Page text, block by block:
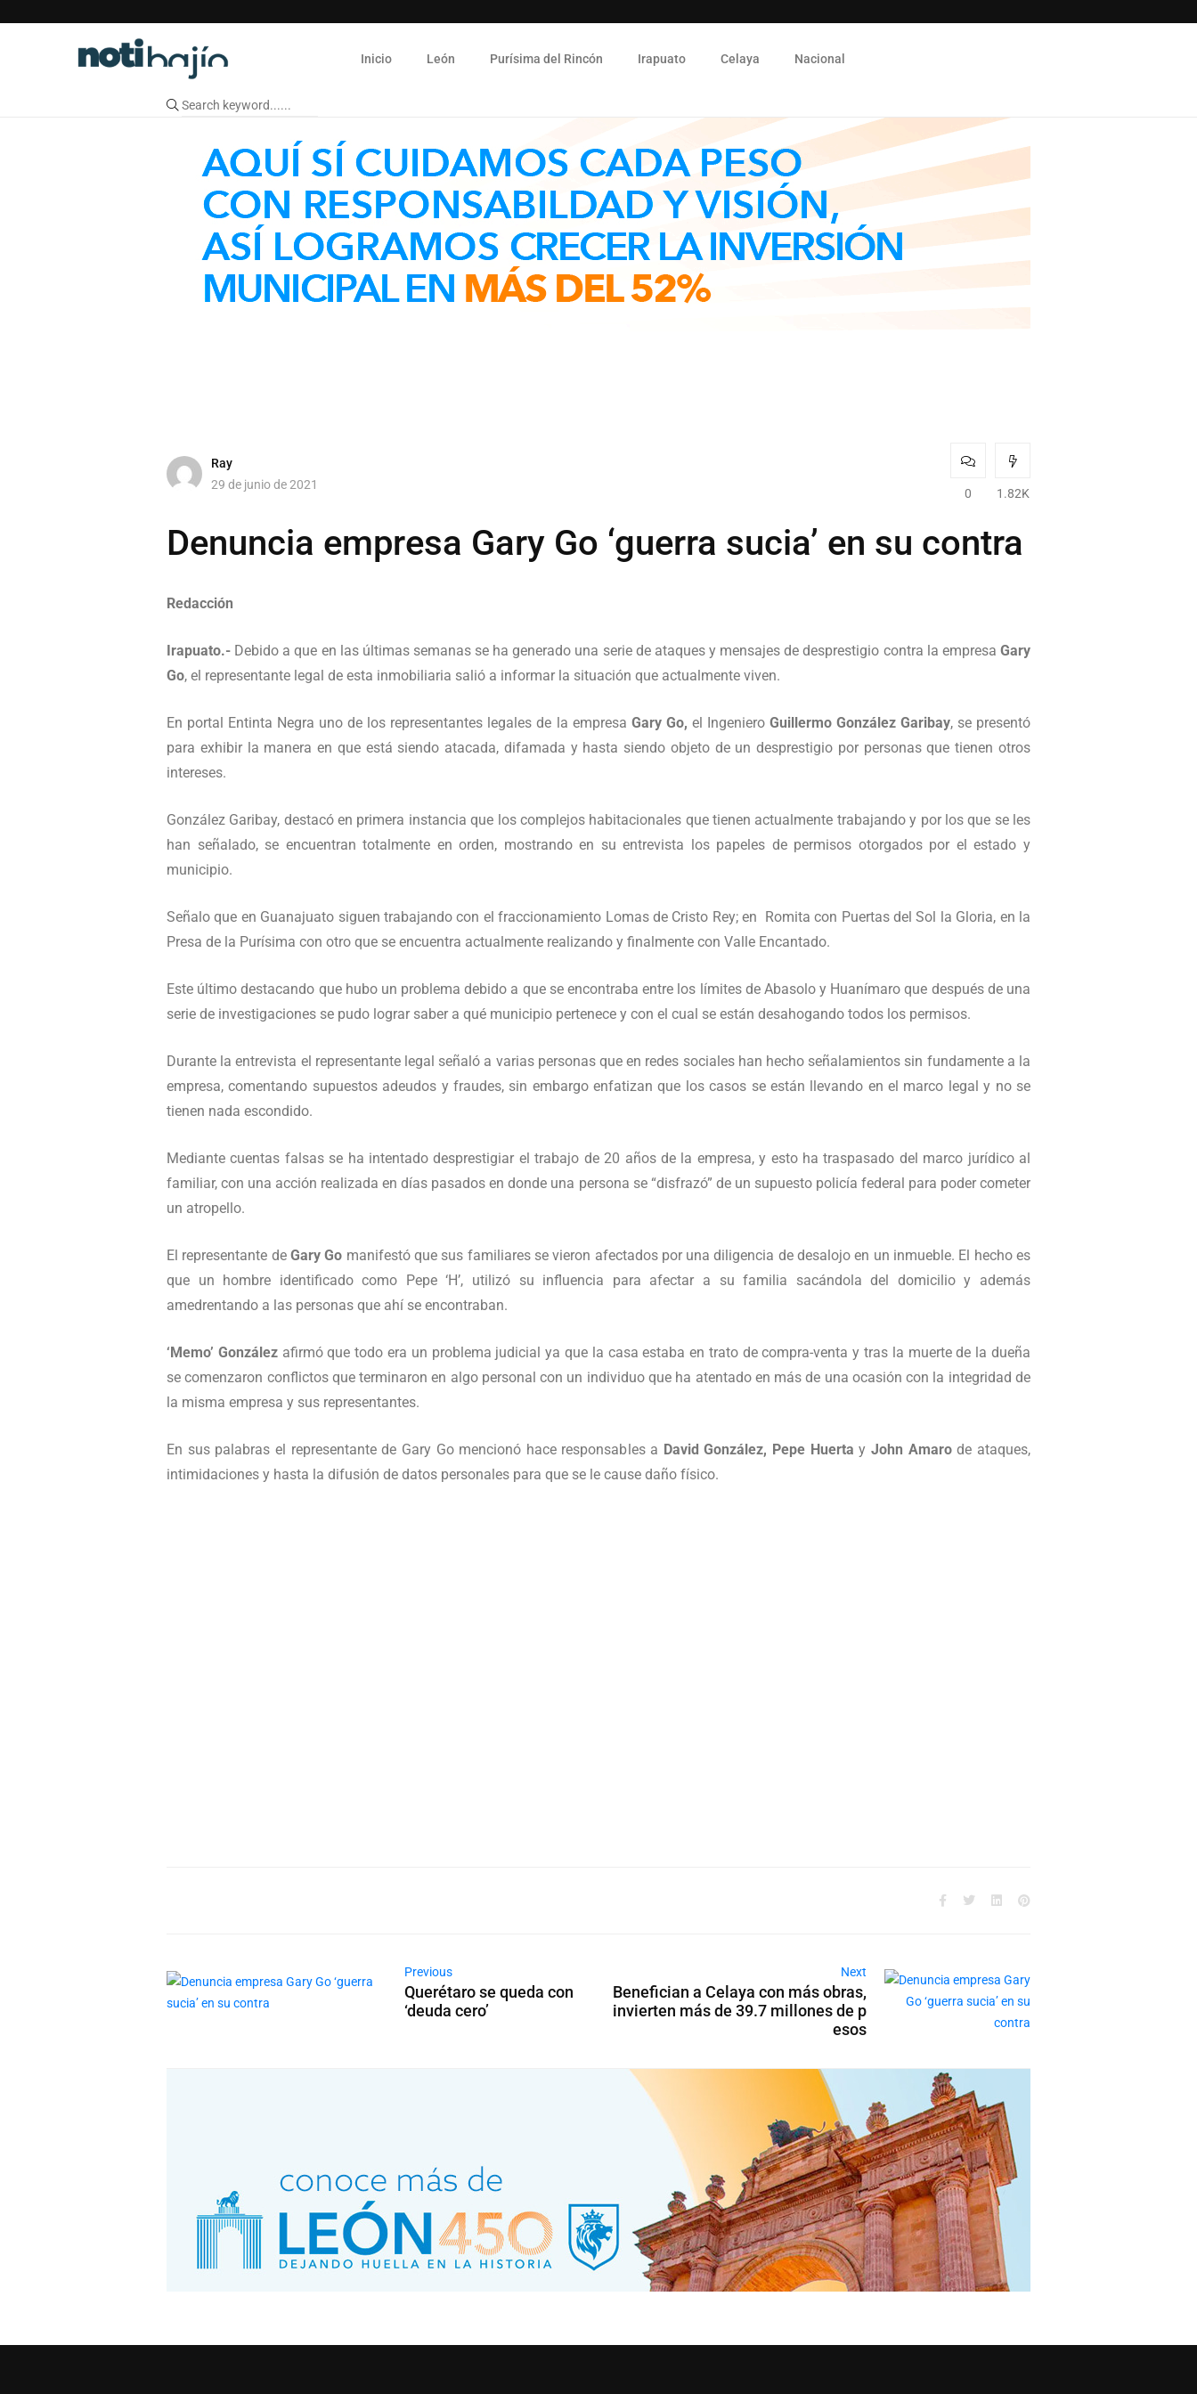
Inicio León Purísima del Rincón Irapuato Celaya Nacional
Ray
29 de junio de 2021
0 1.82K
Denuncia empresa Gary Go ‘guerra sucia’ en su contra
Redacción
Irapuato.- Debido a que en las últimas semanas se ha generado una serie de ataques y mensajes de desprestigio contra la empresa Gary
Go, el representante legal de esta inmobiliaria salió a informar la situación que actualmente viven.
En portal Entinta Negra uno de los representantes legales de la empresa Gary Go, el Ingeniero Guillermo González Garibay, se presentó
para exhibir la manera en que está siendo atacada, difamada y hasta siendo objeto de un desprestigio por personas que tienen otros
intereses.
González Garibay, destacó en primera instancia que los complejos habitacionales que tienen actualmente trabajando y por los que se les
han señalado, se encuentran totalmente en orden, mostrando en su entrevista los papeles de permisos otorgados por el estado y
municipio.
Señalo que en Guanajuato siguen trabajando con el fraccionamiento Lomas de Cristo Rey; en Romita con Puertas del Sol la Gloria, en la
Presa de la Purísima con otro que se encuentra actualmente realizando y finalmente con Valle Encantado.
Este último destacando que hubo un problema debido a que se encontraba entre los límites de Abasolo y Huanímaro que después de una
serie de investigaciones se pudo lograr saber a qué municipio pertenece y con el cual se están desahogando todos los permisos.
Durante la entrevista el representante legal señaló a varias personas que en redes sociales han hecho señalamientos sin fundamente a la
empresa, comentando supuestos adeudos y fraudes, sin embargo enfatizan que los casos se están llevando en el marco legal y no se
tienen nada escondido.
Mediante cuentas falsas se ha intentado desprestigiar el trabajo de 20 años de la empresa, y esto ha traspasado del marco jurídico al
familiar, con una acción realizada en días pasados en donde una persona se “disfrazó” de un supuesto policía federal para poder cometer
un atropello.
El representante de Gary Go manifestó que sus familiares se vieron afectados por una diligencia de desalojo en un inmueble. El hecho es
que un hombre identificado como Pepe ‘H’, utilizó su influencia para afectar a su familia sacándola del domicilio y además
amedrentando a las personas que ahí se encontraban.
‘Memo’ Gonzálezafirmó que todo era un problema judicial ya que la casa estaba en trato de compra-venta y tras la muerte de la dueña
se comenzaron conflictos que terminaron en algo personal con un individuo que ha atentado en más de una ocasión con la integridad de
la misma empresa y sus representantes.
En sus palabras el representante de Gary Go mencionó hace responsables a David González, Pepe Huerta yJohn Amarode ataques,
intimidaciones y hasta la difusión de datos personales para que se le cause daño físico.
Previous
Querétaro se queda con
‘deuda cero’
Next
Benefician a Celaya con más obras,
invierten más de 39.7 millones de p
esos